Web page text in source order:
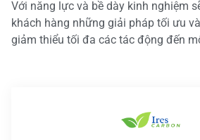
Với năng lực và bề dày kinh nghiệm
khách hàng những giải pháp tối ưu
giảm thiểu tối đa các tác động đến